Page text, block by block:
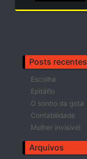
Posts recentes
Escolha
Epitáfio
O sonho da gota
Contabilidade
Mulher invisível
Arquivos